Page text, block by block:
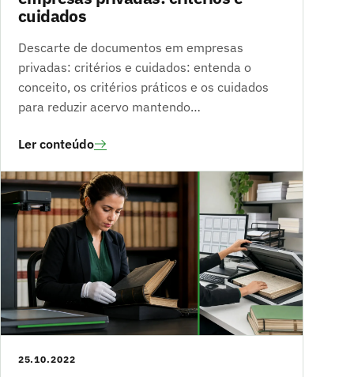
cuidados
Descarte de documentos em empresas
privadas: critérios e cuidados: entenda o
conceito, os critérios práticos e os cuidados
para reduzir acervo mantendo…
Ler conteúdo
25.10.2022